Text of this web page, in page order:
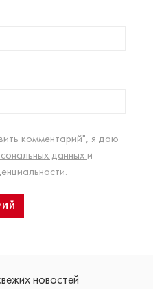
комментарий", я даю
данных и
новостей